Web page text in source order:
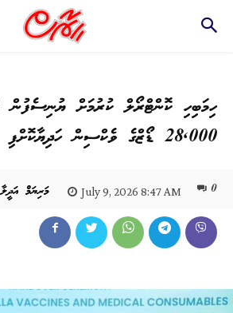
ހިމަބިހި ކޮންޓްރޯލް ކުރުމަށް ޔުނިސެފުން
28,000 ޑޯޒްގެ ވެކްސިން ހަދިޔާކޮށްފި
މަރިޔަމް އަދީލާ July 9, 2026 8:47 AM 0